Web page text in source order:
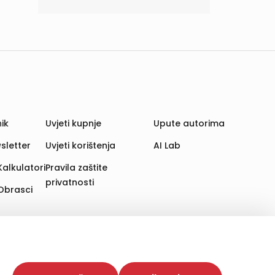
Time poboljšavamo korisničko iskustvo,
web stranica i uređaja u tu svrhu. Naši partneri
Uvjeti kupnje
Uvjeti korištenja
Pravila zaštite
privatnosti
Upute autorima
AI Lab